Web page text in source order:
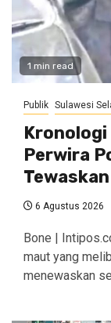
1 min read
Publik Sulawesi
Kronologi
Perwira
6 Agustus 2026
Bone |
maut yang
menewaskan